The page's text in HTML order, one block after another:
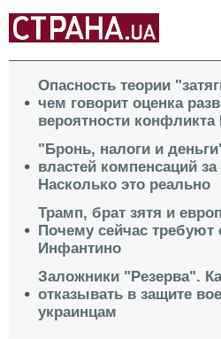
Опасность теории
чем говорит оценка
вероятности
"Бронь, налоги и
властей компенсаций
Насколько это реально
Трамп, брат зятя и
Почему сейчас
Инфантино
Заложники "Резерва".
отказывать в защите
украинцам